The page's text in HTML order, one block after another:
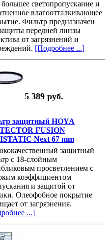
большее светопропускание и
влагоотталкивающее
Фильтр предназначен
передней линзы
от загрязнений и
[Подробнее ...]
5 389 руб.
защитный HOYA
FUSION
Next 67 mm
защитный
с 18-слойным
просветлением с
коэффициентом
и защитой от
Олеофобное покрытие
от загрязнения.
...]